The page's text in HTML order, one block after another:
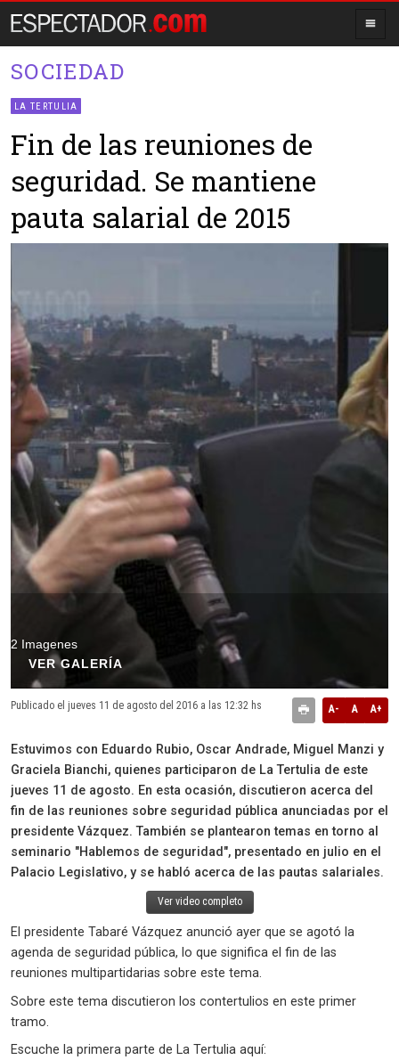
SOCIEDAD
LA TERTULIA
Fin de las reuniones de
seguridad. Se mantiene
pauta salarial de 2015
2 Imagenes
VER GALERÍA
A- A A+
Publicado el jueves 11 de agosto del 2016 a las 12:32 hs
Estuvimos con Eduardo Rubio, Oscar Andrade, Miguel Manzi y
Graciela Bianchi, quienes participaron de La Tertulia de este
jueves 11 de agosto. En esta ocasión, discutieron acerca del
fin de las reuniones sobre seguridad pública anunciadas por el
presidente Vázquez. También se plantearon temas en torno al
seminario "Hablemos de seguridad", presentado en julio en el
Palacio Legislativo, y se habló acerca de las pautas salariales.
Ver video completo
El presidente Tabaré Vázquez anunció ayer que se agotó la
agenda de seguridad pública, lo que significa el fin de las
reuniones multipartidarias sobre este tema.
Sobre este tema discutieron los contertulios en este primer
tramo.
Escuche la primera parte de La Tertulia aquí: